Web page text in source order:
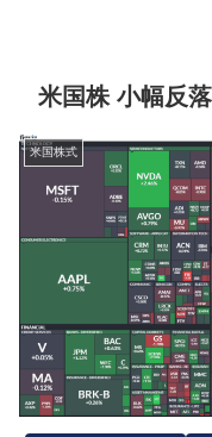
米国株 小幅反
米国株式